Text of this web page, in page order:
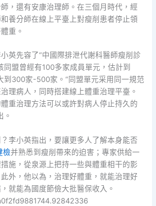
，還有安康治理師。在三個月時代，經
養分師在線上平臺上對瘦削患者停止領
重。
英先容了“中國際排泄代謝科醫師瘦削診
同盟曾經有100多家成員單元，估計到
到300家-500家。“同盟單元采用同一規范
理病人，同時搭建線上體重治理平臺。
重治理方法可以或許對病人停止持久的
。
李小英指出，要讓更多人了解本身能否
檢并熟悉到瘦削帶來的迫害；專家供給一
施，從泉源上把持一些與體重相干的影
外，他以為，治理好體重，就能治理好
就能為國度節儉大批醫保收入。